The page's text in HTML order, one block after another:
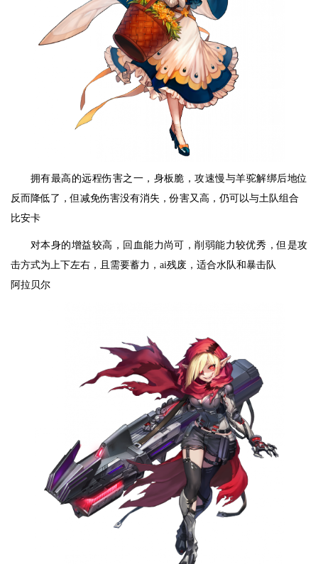
拥有最高的远程伤害之一，身板脆，攻速慢与羊驼解绑后地位
反而降低了，但减免伤害没有消失，份害又高，仍可以与土队组合
比安卡
对本身的增益较高，回血能力尚可，削弱能力较优秀，但是攻
击方式为上下左右，且需要蓄力，ai残废，适合水队和暴击队
阿拉贝尔